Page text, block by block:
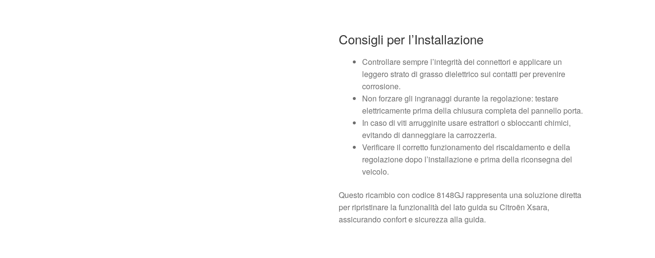
Consigli per l’Installazione
Controllare sempre l’integrità dei connettori e applicare un
leggero strato di grasso dielettrico sui contatti per prevenire
corrosione.
Non forzare gli ingranaggi durante la regolazione: testare
elettricamente prima della chiusura completa del pannello porta.
In caso di viti arrugginite usare estrattori o sbloccanti chimici,
evitando di danneggiare la carrozzeria.
Verificare il corretto funzionamento del riscaldamento e della
regolazione dopo l’installazione e prima della riconsegna del
veicolo.
Questo ricambio con codice 8148GJ rappresenta una soluzione diretta
per ripristinare la funzionalità del lato guida su Citroën Xsara,
assicurando confort e sicurezza alla guida.